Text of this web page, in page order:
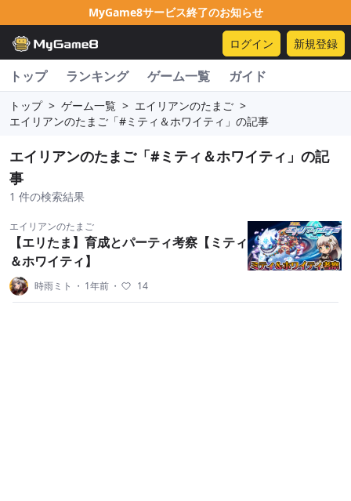
MyGame8サービス終了のお知らせ
ログイン 新規登録
トップ ランキング ゲーム一覧 ガイド
トップ > ゲーム一覧 > エイリアンのたまご >
エイリアンのたまご「#ミティ＆ホワイティ」の記事
エイリアンのたまご「#ミティ＆ホワイティ」の記
事
1 件の検索結果
エイリアンのたまご
【エリたま】育成とパーティ考察【ミティ
＆ホワイティ】
時雨ミト ・ 1年前 ・ 14